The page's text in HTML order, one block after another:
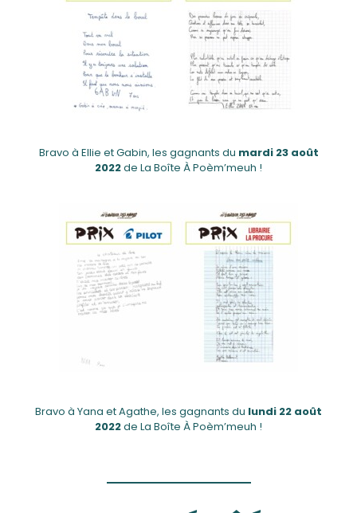
Bravo à Ellie et Gabin, les gagnants du mardi 23 août
2022de La Boîte À Poèm’meuh !
Bravo à Yana et Agathe, les gagnants du lundi 22 août
2022de La Boîte À Poèm’meuh !